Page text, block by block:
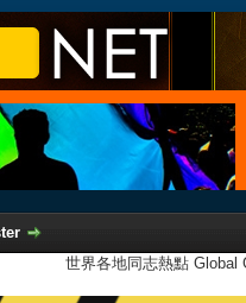
世界各地同志熱點